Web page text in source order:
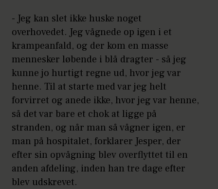
- Jeg kan slet ikke huske noget
overhovedet. Jeg vågnede op igen i et
krampeanfald, og der kom en masse
mennesker løbende i blå dragter - så jeg
kunne jo hurtigt regne ud, hvor jeg var
henne. Til at starte med var jeg helt
forvirret og anede ikke, hvor jeg var henne,
så det var bare et chok at ligge på
stranden, og når man så vågner igen, er
man på hospitalet, forklarer Jesper, der
efter sin opvågning blev overflyttet til en
anden afdeling, inden han tre dage efter
blev udskrevet.